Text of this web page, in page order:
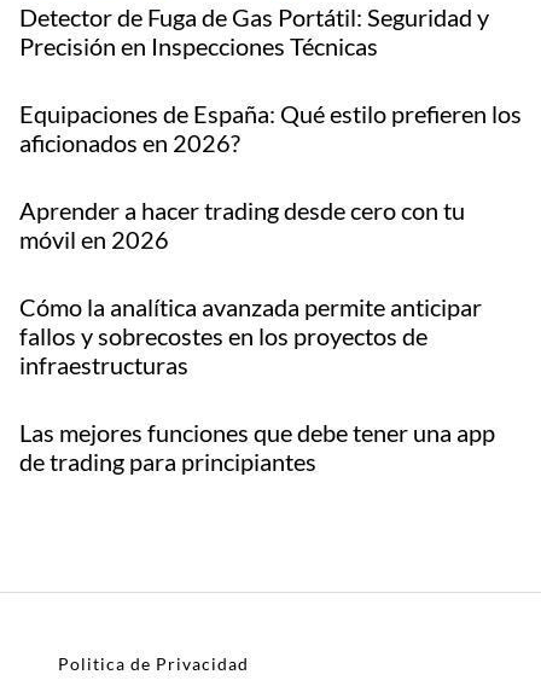
Detector de Fuga de Gas Portátil: Seguridad y
Precisión en Inspecciones Técnicas
Equipaciones de España: Qué estilo prefieren los
aficionados en 2026?
Aprender a hacer trading desde cero con tu
móvil en 2026
Cómo la analítica avanzada permite anticipar
fallos y sobrecostes en los proyectos de
infraestructuras
Las mejores funciones que debe tener una app
de trading para principiantes
Politica de Privacidad